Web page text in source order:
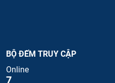
BỘ ĐẾM TRUY CẬP
Online
7